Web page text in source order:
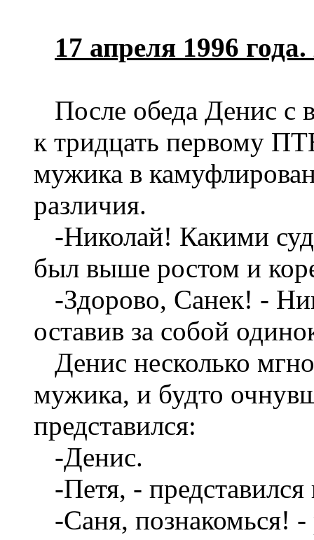
17 апреля 1996
После обеда Денис с
к тридцать первому
мужика в
различия.
-Николай! Какими
был выше ростом и
-Здорово, Санек! -
оставив за собой
Денис несколько
мужика, и будто
представился:
-Денис.
-Петя, -
-Саня, познакомься!